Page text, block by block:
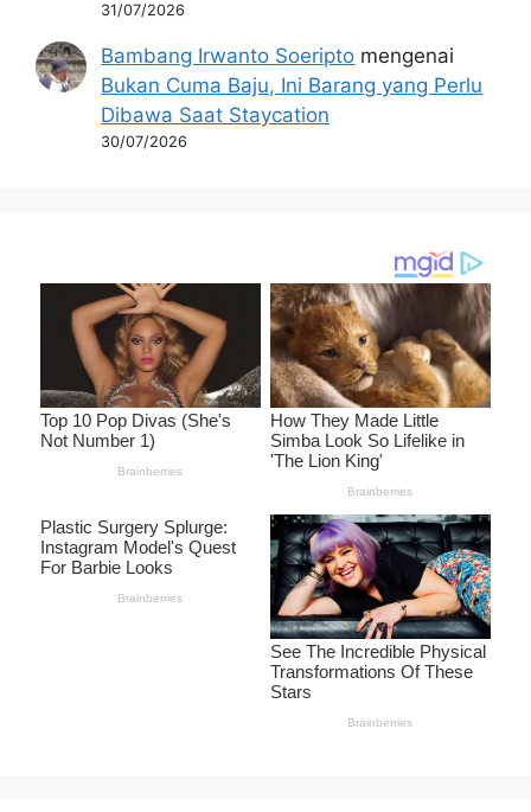
31/07/2026
Bambang Irwanto Soeripto mengenai
Bukan Cuma Baju, Ini Barang yang Perlu
Dibawa Saat Staycation
30/07/2026